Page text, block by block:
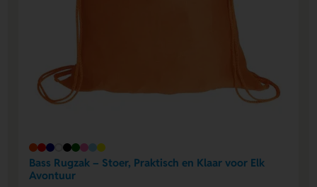
Bass Rugzak – Stoer, Praktisch en Klaar voor Elk
Avontuur